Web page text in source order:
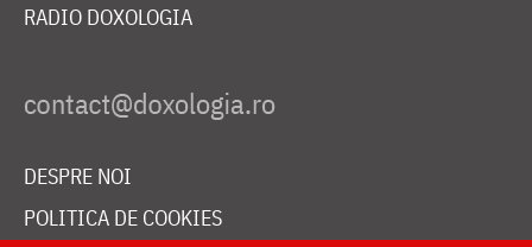
RADIO DOXOLOGIA
DESPRE NOI
POLITICA DE COOKIES